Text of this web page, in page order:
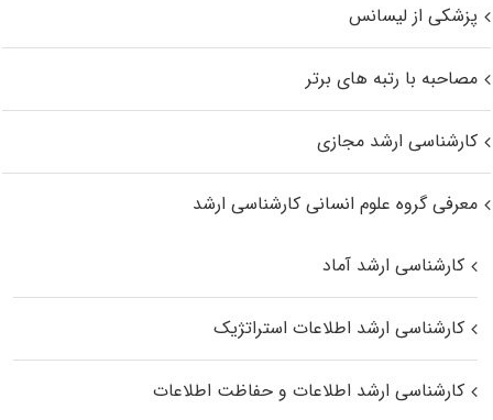
پزشکی از لیسانس
مصاحبه با رتبه های برتر
کارشناسی ارشد مجازی
معرفی گروه علوم انسانی کارشناسی ارشد
کارشناسی ارشد آماد
کارشناسی ارشد اطلاعات استراتژیک
کارشناسی ارشد اطلاعات و حفاظت اطلاعات